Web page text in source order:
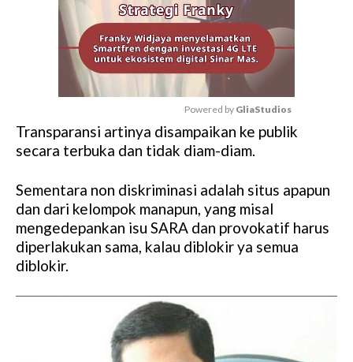
M
u
e
Powered by GliaStudios
Transparansi artinya disampaikan ke publik
secara terbuka dan tidak diam-diam.
Sementara non diskriminasi adalah situs apapun
dan dari kelompok manapun, yang misal
mengedepankan isu SARA dan provokatif harus
diperlakukan sama, kalau diblokir ya semua
diblokir.